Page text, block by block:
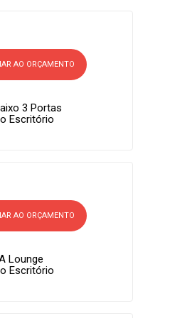
AO ORÇAMENTO
3 Portas
Escritório
AO ORÇAMENTO
Lounge
Escritório